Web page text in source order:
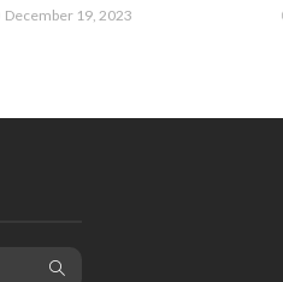
December 19, 2023